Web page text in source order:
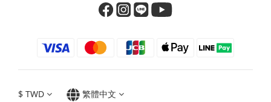
$ TWD 繁體中文